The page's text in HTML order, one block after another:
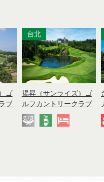
ゴ
ブ
台北
揚昇（サンライズ）ゴ
ルフカントリークラブ